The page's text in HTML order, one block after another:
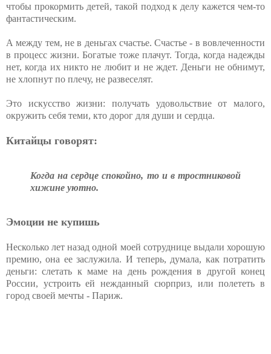
чтобы прокормить детей, такой подход к делу кажется чем-то
фантастическим.
А между тем, не в деньгах счастье. Счастье - в вовлеченности
в процесс жизни. Богатые тоже плачут. Тогда, когда надежды
нет, когда их никто не любит и не ждет. Деньги не обнимут,
не хлопнут по плечу, не развеселят.
Это искусство жизни: получать удовольствие от малого,
окружить себя теми, кто дорог для души и сердца.
Китайцы говорят:
Когда на сердце спокойно, то и в тростниковой
хижине уютно.
Эмоции не купишь
Несколько лет назад одной моей сотруднице выдали хорошую
премию, она ее заслужила. И теперь, думала, как потратить
деньги: слетать к маме на день рождения в другой конец
России, устроить ей нежданный сюрприз, или полететь в
город своей мечты - Париж.